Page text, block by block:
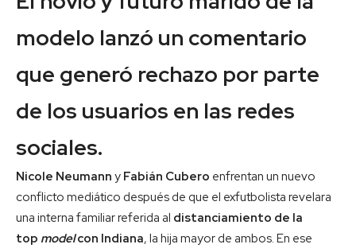
modelo lanzó un comentario
que generó rechazo por parte
de los usuarios en las redes
sociales.
Nicole Neumann y Fabián Cubero enfrentan un nuevo
conflicto mediático después de que el exfutbolista revelara
una interna familiar referida al distanciamiento de la
top modelcon Indiana, la hija mayor de ambos. En ese